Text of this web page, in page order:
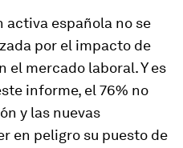
activa española no se
por el impacto de
el mercado laboral. Y es
informe, el 76% no
y las nuevas
en peligro su puesto de